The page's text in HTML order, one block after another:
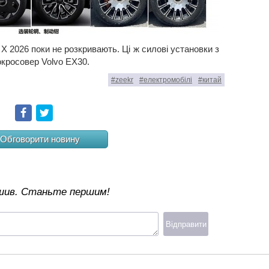
2026 поки не розкривають. Ці ж силові установки з
Volvo EX30.
#zeekr #електромобілі #китай
Facebook
Обговорити новину
Станьте першим!
Відправити